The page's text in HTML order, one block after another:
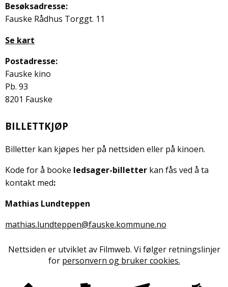
Besøksadresse:
Fauske Rådhus Torggt. 11
Se kart
Postadresse:
Fauske kino
Pb. 93
8201 Fauske
BILLETTKJØP
Billetter kan kjøpes her på nettsiden eller på kinoen.
Kode for å booke ledsager-billetter kan fås ved å ta
kontakt med:
Mathias Lundteppen
mathias.lundteppen@fauske.kommune.no
Nettsiden er utviklet av Filmweb. Vi følger retningslinjer
for personvern og bruker cookies.